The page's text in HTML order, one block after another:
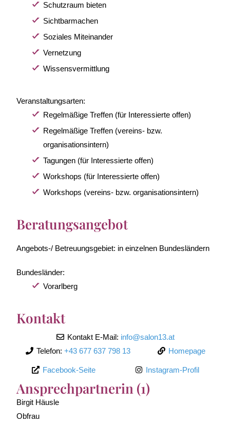
Schutzraum bieten
Sichtbarmachen
Soziales Miteinander
Vernetzung
Wissensvermittlung
Veranstaltungsarten:
Regelmäßige Treffen (für Interessierte offen)
Regelmäßige Treffen (vereins- bzw.
organisationsintern)
Tagungen (für Interessierte offen)
Workshops (für Interessierte offen)
Workshops (vereins- bzw. organisationsintern)
Beratungsangebot
Angebots-/ Betreuungsgebiet: in einzelnen Bundesländern
Bundesländer:
Vorarlberg
Kontakt
Kontakt E-Mail: info@salon13.at
Telefon: +43 677 637 798 13 Homepage
Facebook-Seite Instagram-Profil
Ansprechpartnerin (1)
Birgit Häusle
Obfrau